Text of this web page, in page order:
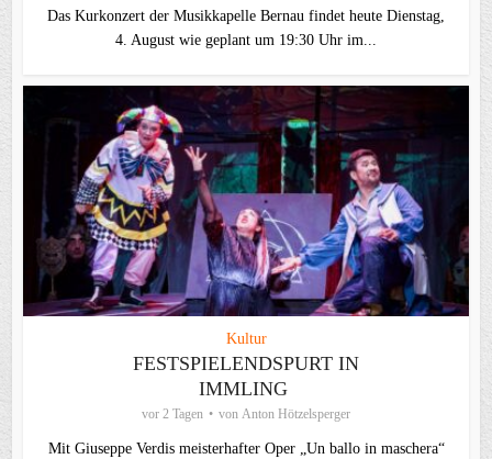
Das Kurkonzert der Musikkapelle Bernau findet heute Dienstag,
4. August wie geplant um 19:30 Uhr im...
Kultur
FESTSPIELENDSPURT IN
IMMLING
vor 2 Tagen von Anton Hötzelsperger
Mit Giuseppe Verdis meisterhafter Oper „Un ballo in maschera“